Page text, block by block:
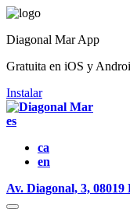
Diagonal Mar App
Gratuita en iOS y
Instalar
es
ca
en
Av. Diagonal, 3, 08019